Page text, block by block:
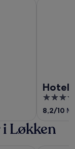
Hotel
4
out
5
8,2/10
Løkken